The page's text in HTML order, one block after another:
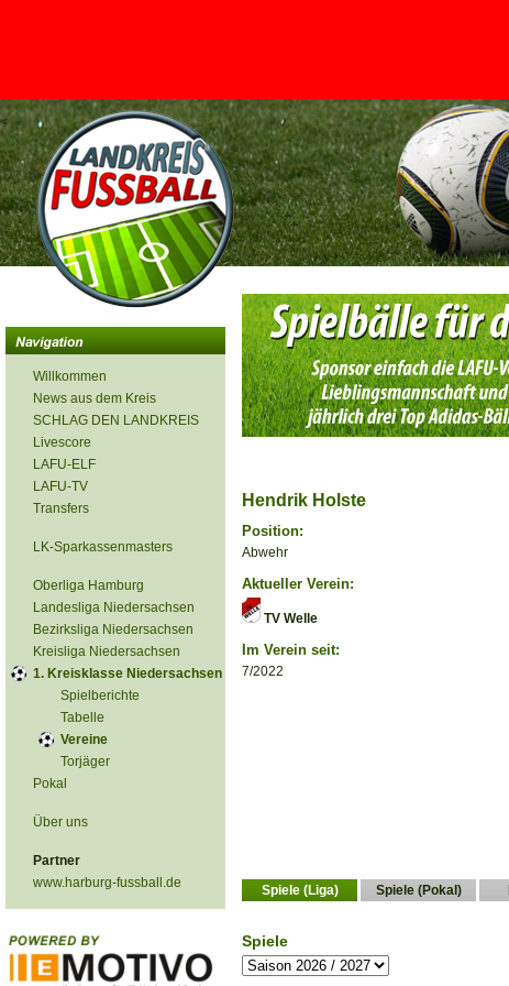
<
Willkommen
News aus dem Kreis
SCHLAG DEN LANDKREIS
Livescore
LAFU-ELF
LAFU-TV
Transfers
LK-Sparkassenmasters
Oberliga Hamburg
Landesliga Niedersachsen
Bezirksliga Niedersachsen
Kreisliga Niedersachsen
1. Kreisklasse Niedersachsen
Spielberichte
Tabelle
Vereine
Torjäger
Pokal
Über uns
Partner
www.harburg-fussball.de
Hendrik Holste
Position:
Abwehr
Aktueller Verein:
TV Welle
Im Verein seit:
7/2022
Spiele (Liga) Spiele (Pokal)
Spiele